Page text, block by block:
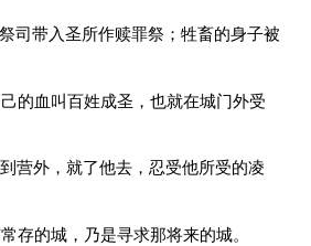
司带入圣所作赎罪祭；牲畜的身子被
的血叫百姓成圣，也就在城门外受
营外，就了他去，忍受他所受的凌
存的城，乃是寻求那将来的城。